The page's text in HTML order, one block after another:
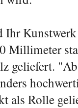
Millimeter
geliefert.
als Rolle